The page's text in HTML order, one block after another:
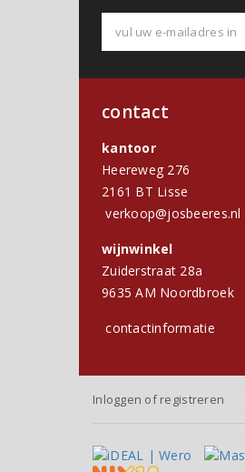
contact
kantoor
Heereweg 276
2161 BT Lisse
verkoop@josbeeres.nl
wijnwinkel
Zuiderstraat 28a
9635 AM Noordbroek
contactinformatie
Inloggen of registreren